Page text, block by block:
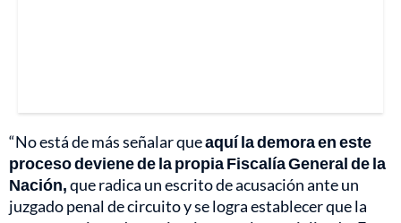
“No está de más señalar queaquí la demora en este
proceso deviene de la propia Fiscalía General de la
Nación,que radica un escrito de acusación ante un
juzgado penal de circuito y se logra establecer que la